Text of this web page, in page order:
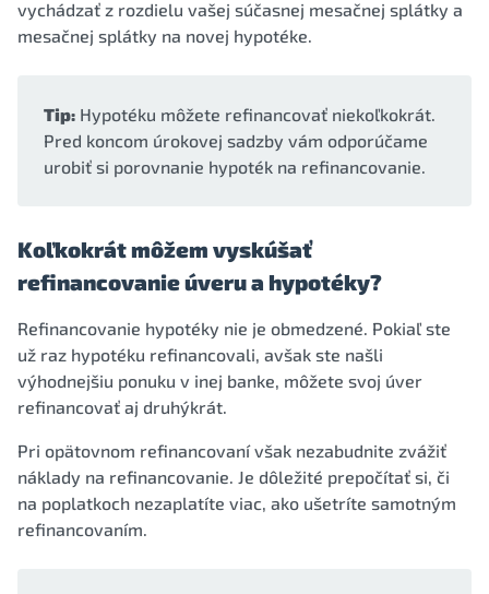
vychádzať z rozdielu vašej súčasnej mesačnej splátky a
mesačnej splátky na novej hypotéke.
Tip: Hypotéku môžete refinancovať niekoľkokrát.
Pred koncom úrokovej sadzby vám odporúčame
urobiť si porovnanie hypoték na refinancovanie.
Koľkokrát môžem vyskúšať
refinancovanie úveru a hypotéky?
Refinancovanie hypotéky nie je obmedzené. Pokiaľ ste
už raz hypotéku refinancovali, avšak ste našli
výhodnejšiu ponuku v inej banke, môžete svoj úver
refinancovať aj druhýkrát.
Pri opätovnom refinancovaní však nezabudnite zvážiť
náklady na refinancovanie. Je dôležité prepočítať si, či
na poplatkoch nezaplatíte viac, ako ušetríte samotným
refinancovaním.